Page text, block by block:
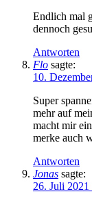
Endlich mal
dennoch
Antworten
Flo sagte:
10.
Super
mehr auf
macht mir
merke auch
Antworten
Jonas sagte:
26. Juli 2021